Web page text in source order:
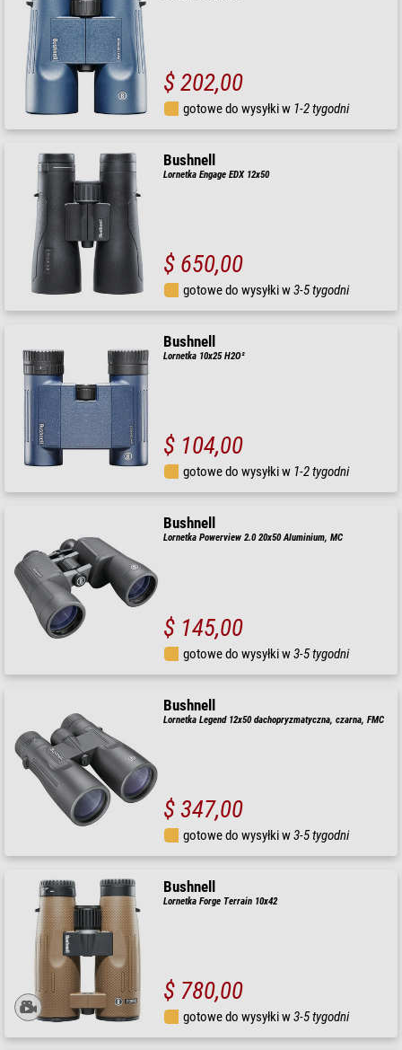
$ 202,00
gotowe do wysyłki w 1-2 tygodni
Bushnell
Lornetka Engage EDX 12x50
$ 650,00
gotowe do wysyłki w3-5 tygodni
Bushnell
Lornetka 10x25 H2O²
$ 104,00
gotowe do wysyłki w 1-2 tygodni
Bushnell
Lornetka Powerview 2.0 20x50 Aluminium, MC
$ 145,00
gotowe do wysyłki w3-5 tygodni
Bushnell
Lornetka Legend 12x50 dachopryzmatyczna, czarna, FMC
$ 347,00
gotowe do wysyłki w3-5 tygodni
Bushnell
Lornetka Forge Terrain 10x42
$ 780,00
gotowe do wysyłki w3-5 tygodni